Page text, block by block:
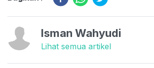
Isman Wahyudi
Lihat semua artikel